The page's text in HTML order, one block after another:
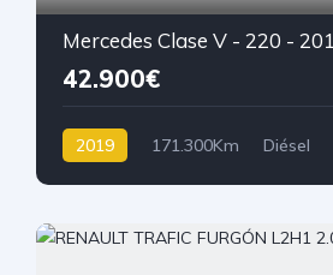
42.900€
2019 171.300Km Diésel